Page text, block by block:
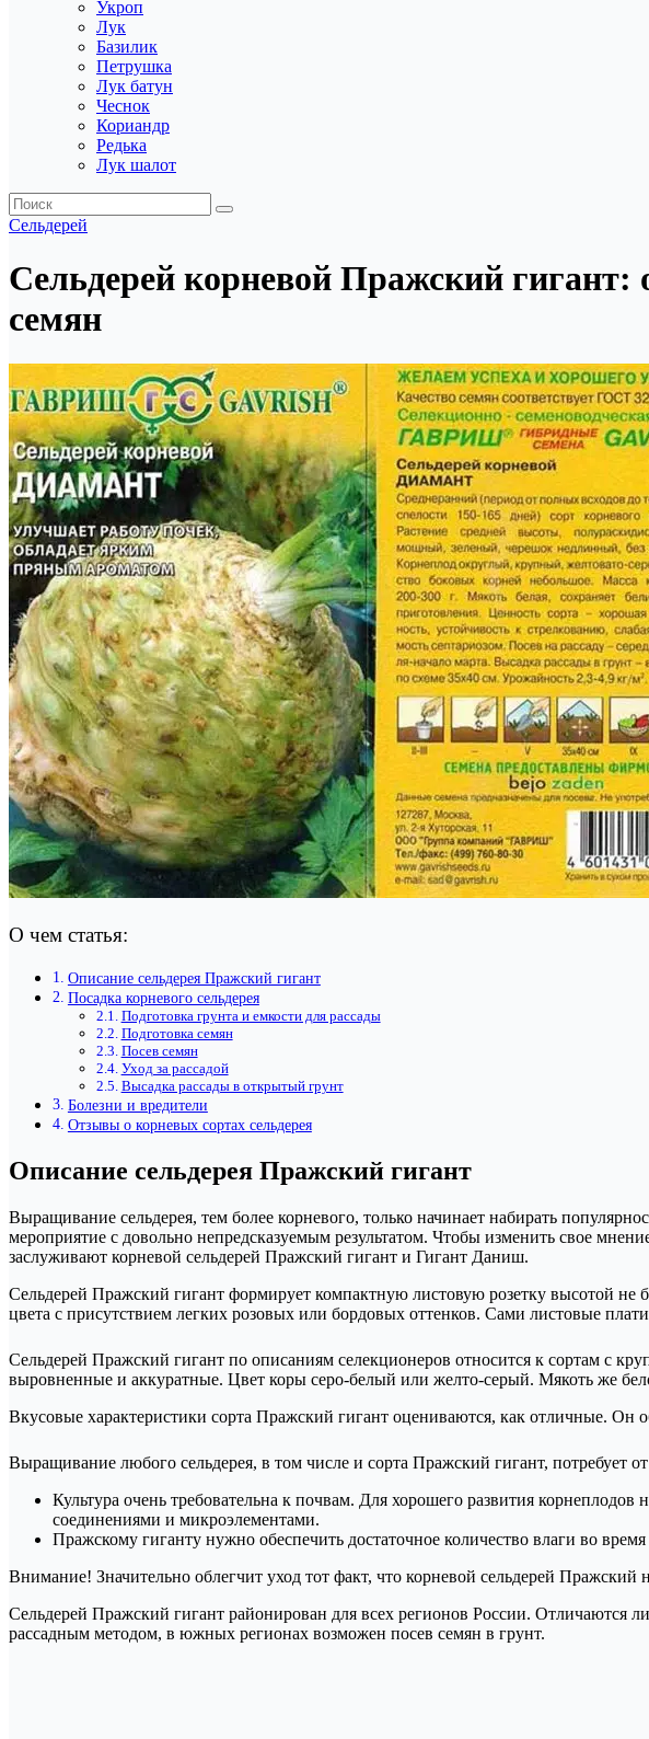
Укроп
Лук
Базилик
Петрушка
Лук батун
Чеснок
Кориандр
Редька
Лук шалот
Сельдерей
Сельдерей корневой Пражский
семян
О чем статья:
Описание сельдерея Пражский гигант
Посадка корневого сельдерея
Подготовка грунта и емкости для рассады
Подготовка семян
Посев семян
Уход за рассадой
Высадка рассады в открытый грунт
Болезни и вредители
Отзывы о корневых сортах сельдерея
Описание сельдерея Пражский гигант
Выращивание сельдерея, тем более корневого, только начинает набирать
мероприятие с довольно непредсказуемым результатом. Чтобы изменить свое
заслуживают корневой сельдерей Пражский гигант и Гигант Даниш.
Сельдерей Пражский гигант формирует компактную листовую розетку высотой не
цвета с присутствием легких розовых или бордовых оттенков. Сами листовые
Сельдерей Пражский гигант по описаниям селекционеров относится к сортам с
выровненные и аккуратные. Цвет коры серо-белый или желто-серый. Мякоть же
Вкусовые характеристики сорта Пражский гигант оцениваются, как отличные.
Выращивание любого сельдерея, в том числе и сорта Пражский гигант, потребует
Культура очень требовательна к почвам. Для хорошего развития
соединениями и микроэлементами.
Пражскому гиганту нужно обеспечить достаточное количество влаги во
Внимание! Значительно облегчит уход тот факт, что корневой сельдерей
Сельдерей Пражский гигант районирован для всех регионов России. Отличаются
рассадным методом, в южных регионах возможен посев семян в грунт.